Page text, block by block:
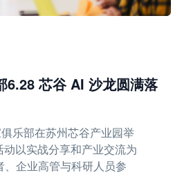
6.28 芯谷 AI 沙龙圆满落
乐部在苏州芯谷产业园举
以实战分享和产业交流为
企业高管与科研人员参